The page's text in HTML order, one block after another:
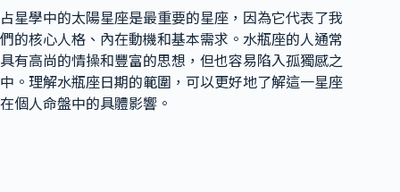
占星學中的太陽星座是最重要的星座，因為它代表了我
們的核心人格、內在動機和基本需求。水瓶座的人通常
具有高尚的情操和豐富的思想，但也容易陷入孤獨感之
中。理解水瓶座日期的範圍，可以更好地了解這一星座
在個人命盤中的具體影響。